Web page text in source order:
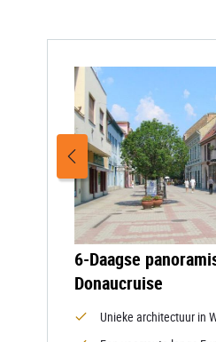
6-Daagse
Donaucruise
Unieke architectuur in